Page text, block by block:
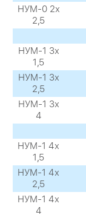
НУМ-0 2х
2,5
НУМ-1 3х
1,5
НУМ-1 3х
2,5
НУМ-1 3х
4
НУМ-1 4х
1,5
НУМ-1 4х
2,5
НУМ-1 4х
4